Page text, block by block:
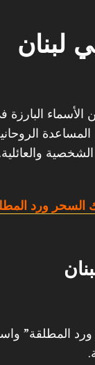
لبنان
البارزة
والعائلية.
السحر ورد
المطلقة”